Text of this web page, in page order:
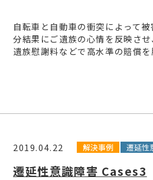
自転車と自動車の衝突によって
分結果にご遺族の心情を反映さ
遺族慰謝料などで高水準の賠償
2019.04.22 解決事例 遷延性
遷延性意識障害 Cases3